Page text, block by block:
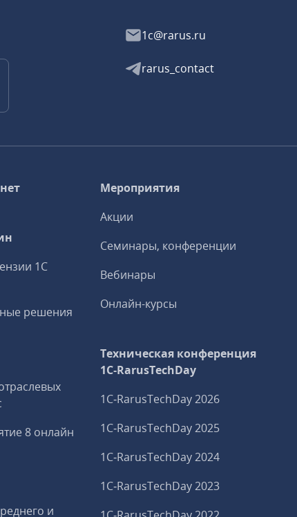
1c@rarus.ru
rarus_contact
1С
решения
8 онлайн
и
Мероприятия
Акции
Семинары, конференции
Вебинары
Онлайн-курсы
Техническая конференция
1C‑RarusTechDay
1C‑RarusTechDay 2026
1C‑RarusTechDay 2025
1C‑RarusTechDay 2024
1C‑RarusTechDay 2023